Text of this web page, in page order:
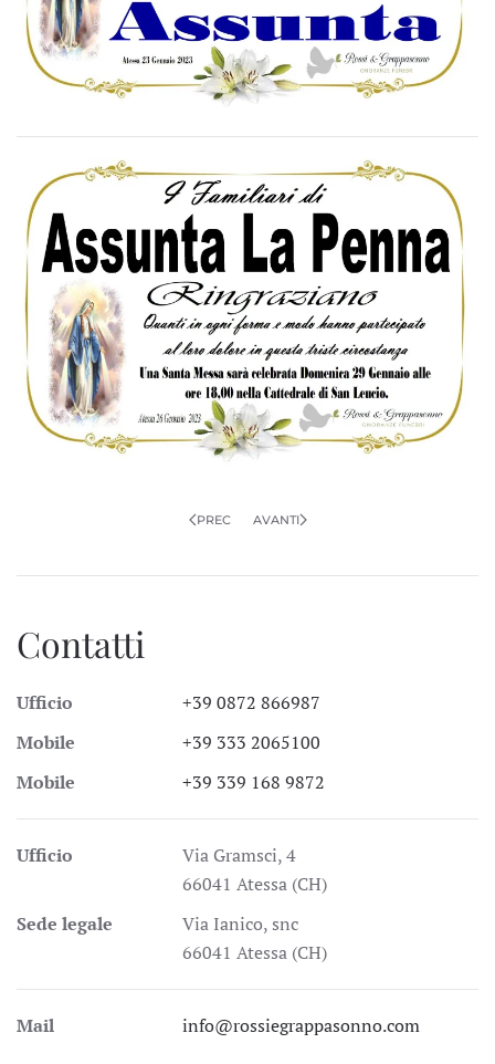
PREC AVANTI
Contatti
Ufficio
+39 0872 866987
Mobile
+39 333 2065100
Mobile
+39 339 168 9872
Ufficio
Via Gramsci, 4
66041 Atessa (CH)
Sede legale
Via Ianico, snc
66041 Atessa (CH)
Mail info@rossiegrappasonno.com